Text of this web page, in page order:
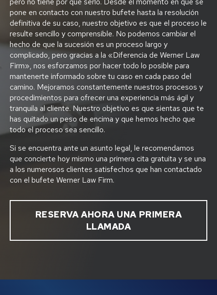
pone en contacto con nuestro bufete hasta la resolución
definitiva de su caso, nuestro objetivo es que el proceso le
resulte sencillo y comprensible. No podemos cambiar el
hecho de que la sucesión es un proceso largo y
complicado, pero gracias a la «Diferencia de Werner Law
Firm», nos esforzamos por hacer todo lo posible para
mantenerte informado sobre tu caso en cada paso del
camino. Mejoramos constantemente nuestros procesos y
procedimientos para ofrecer una experiencia más ágil y
tranquila al cliente. Nuestro objetivo es que sientas que te
has quitado un peso de encima y que hemos hecho que
todo el proceso sea sencillo.
Si se encuentra ante un asunto legal, le recomendamos
que concierte hoy mismo una primera cita gratuita y se una
a los numerosos clientes satisfechos que han contactado
con el bufete Werner Law Firm.
RESERVA AHORA UNA PRIMERA
LLAMADA